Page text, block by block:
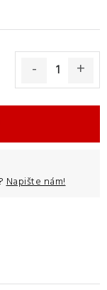
Napište nám!